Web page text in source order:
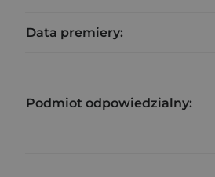
Data premiery:
Podmiot odpowiedzialny: